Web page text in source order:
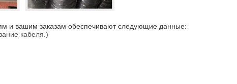
и вашим заказам обеспечивают следующие данные:
кабеля.)